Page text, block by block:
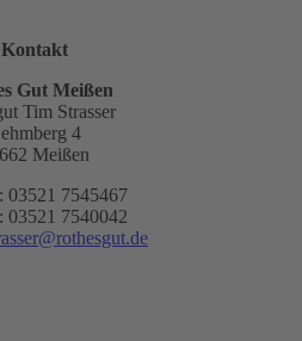
Kontakt
Gut Meißen
Tim Strasser
4
Meißen
03521 7545467
03521 7540042